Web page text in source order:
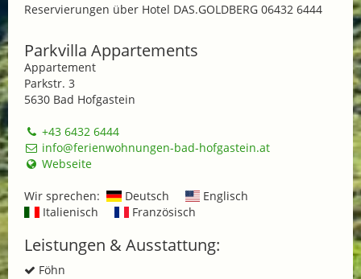
Reservierungen über Hotel DAS.GOLDBERG 06432 6444
Parkvilla Appartements
Appartement
Parkstr. 3
5630 Bad Hofgastein
+43 6432 6444
info@ferienwohnungen-bad-hofgastein.at
Webseite
Wir sprechen: Deutsch
Englisch
Italienisch
Französisch
Leistungen & Ausstattung:
Föhn